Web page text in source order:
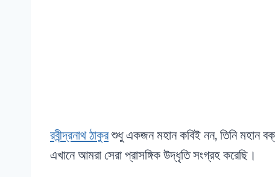
রবীন্দ্রনাথ ঠাকুরশুধু একজন মহান কবিই নন, তিনি মহান
এখানে আমরা সেরা প্রাসঙ্গিক উদ্ধৃতি সংগ্রহ করেছি।